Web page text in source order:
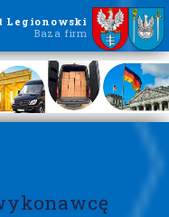
Legionowski
Baza firm